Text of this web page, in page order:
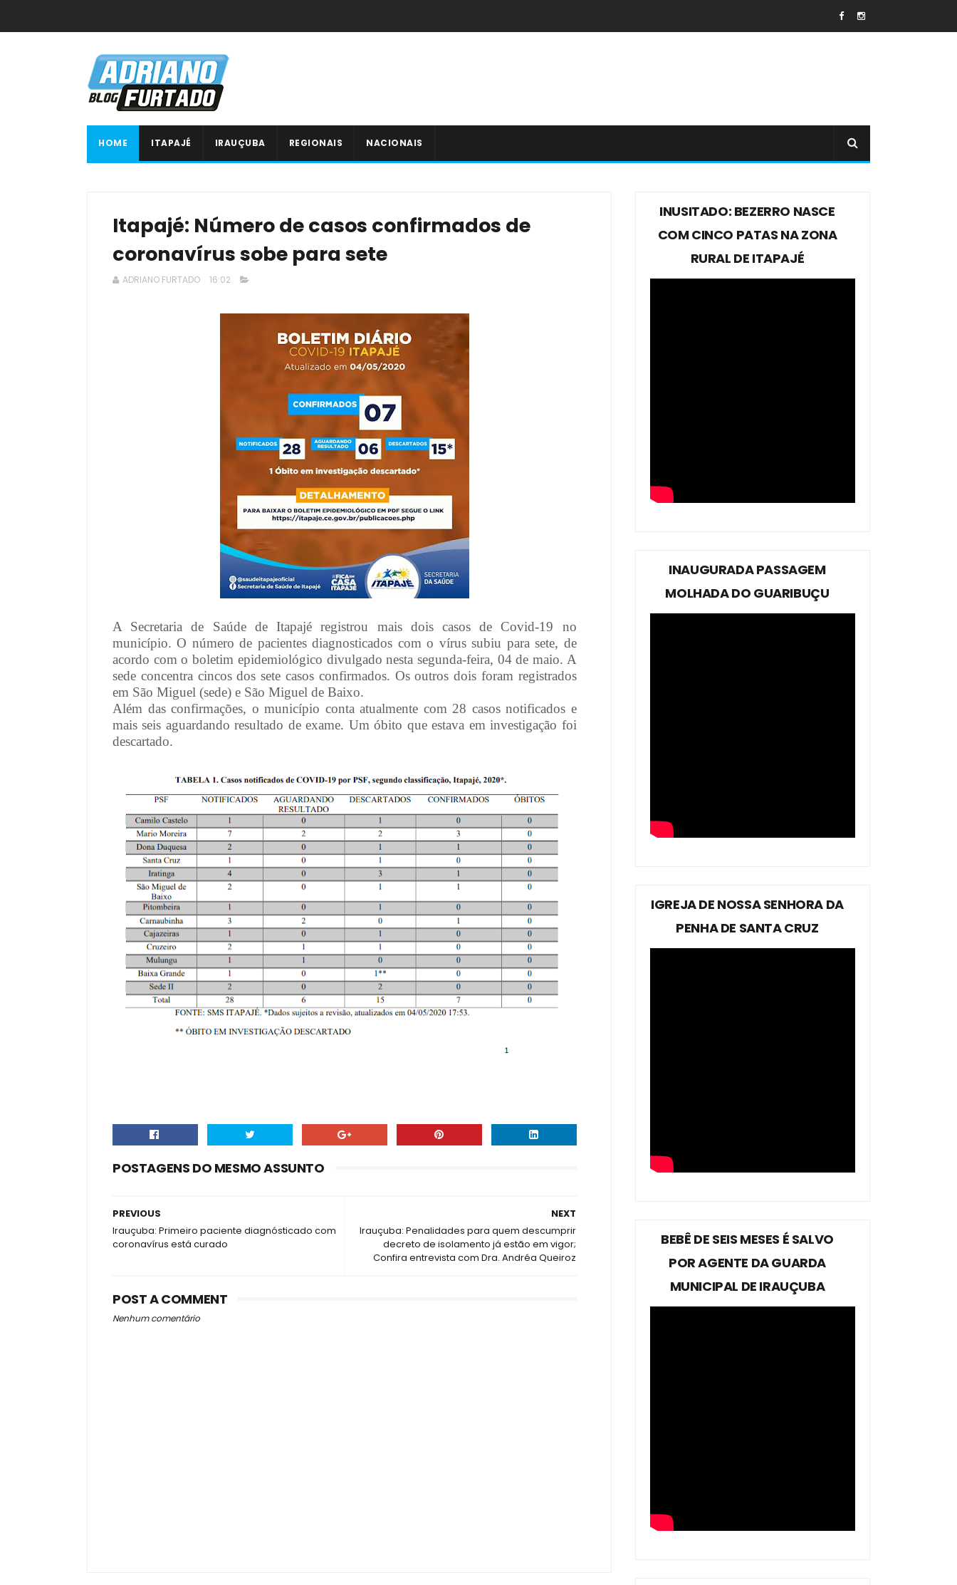
HOME ITAPAJÉ IRAUÇUBA REGIONAIS NACIONAIS
Itapajé: Número de casos confirmados de
coronavírus sobe para sete
ADRIANO FURTADO 16:02
A Secretaria de Saúde de Itapajé registrou mais dois casos de Covid-19 no
município. O número de pacientes diagnosticados com o vírus subiu para sete, de
acordo com o boletim epidemiológico divulgado nesta segunda-feira, 04 de maio. A
sede concentra cincos dos sete casos confirmados. Os outros dois foram registrados
em São Miguel (sede) e São Miguel de Baixo.
Além das confirmações, o município conta atualmente com 28 casos notificados e
mais seis aguardando resultado de exame. Um óbito que estava em investigação foi
descartado.
POSTAGENS DO MESMO ASSUNTO
NEXT
Irauçuba: Penalidades para quem descumprir
decreto de isolamento já estão em vigor;
Confira entrevista com Dra. Andréa Queiroz
PREVIOUS
Irauçuba: Primeiro paciente diagnósticado com
coronavírus está curado
POST A COMMENT
Nenhum comentário
INUSITADO: BEZERRO NASCE
COM CINCO PATAS NA ZONA
RURAL DE ITAPAJÉ
INAUGURADA PASSAGEM
MOLHADA DO GUARIBUÇU
IGREJA DE NOSSA SENHORA DA
PENHA DE SANTA CRUZ
BEBÊ DE SEIS MESES É SALVO
POR AGENTE DA GUARDA
MUNICIPAL DE IRAUÇUBA